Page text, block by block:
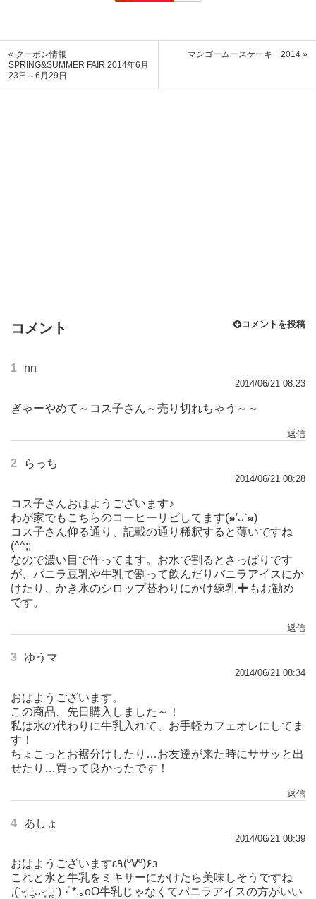
« クーポン情報
SPRING&SUMMER FAIR 2014年6月
23日～6月29日
マンゴームースケーキ 2014 »
コメント コメントを投稿
1 nn
2014/06/21 08:23
ぎゃーやめて～コス子さん～売り切れちゃう～～
返信
2 らっち
2014/06/21 08:28
コス子さんおはようございます♪
わが家でもこちらのコーヒーリピしてます(๑′ᴗ‵๑)
コス子さん仰る通り、記載の通り稀釈すると薄いですね
(^^;;
なので濃い目で作ってます。お水で割るとさっぱりです
が、バニラ豆乳や牛乳で割って飲んだりバニラアイスにか
けたり、かき氷のシロップ替わりにかけ練乳
もお勧め
です。
返信
3 ゆうマ
2014/06/21 08:34
おはようございます。
この商品、先日購入しました～！
私は水の代わりに牛乳入れて、お手軽カフェオレにしてま
す！
ちょこっとお裾分けしたり…お友達が来た時にササッと出
せたり…買って良かったです！
返信
4 あしょ
2014/06/21 08:39
おはようございますε٩(º∀º)۶з
これと氷と牛乳をミキサーにかけたら美味しそうですね
₊(ˊᵕ͙ૣᴗᵕ͙ૣˋ)ˈ·˚*.｡oO牛乳じゃなくてバニラアイスの方がいい